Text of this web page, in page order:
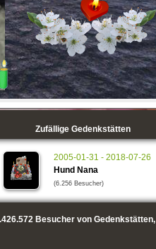
Zufällige Gedenkstätten
2005-01-31 - 2018-07-26
Hund Nana
(6.256 Besucher)
Besucher von Gedenkstätten,